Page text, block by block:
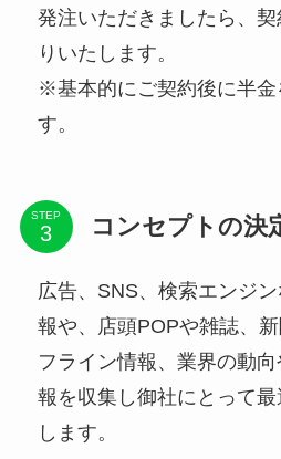
発注いただきましたら、
りいたします。
※基本的にご契約後に半金
す。
STEP コンセプトの決
広告、SNS、検索エンジ
報や、店頭POPや雑誌、
フライン情報、業界の動
報を収集し御社にとって
します。